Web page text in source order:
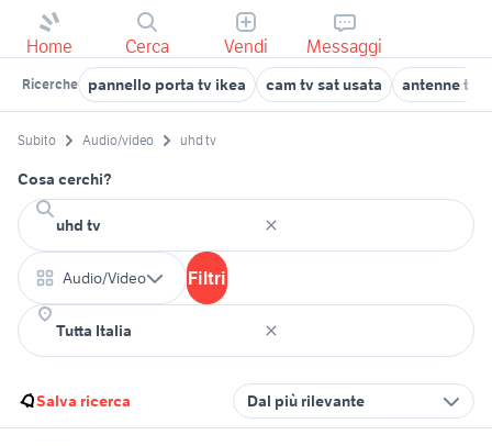
Home Cerca Vendi Messaggi
Ricerche pannello porta tv ikea cam tv sat usata antenne tv
Subito Audio/video uhd tv
Cosa cerchi?
Audio/Video Filtri
Salva ricerca Dal più rilevante